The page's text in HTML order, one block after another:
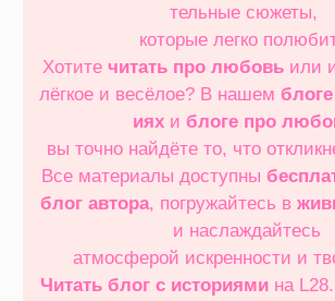
тельные сюжеты,
которые легко
Хотите читать про любовь или
лёгкое и весёлое? В нашем
иях и блоге про
вы точно найдёте то, что
Все материалы доступны
блог автора, погружайтесь в
и наслаждайтесь
атмосферой искренности и
Читать блог с историямина